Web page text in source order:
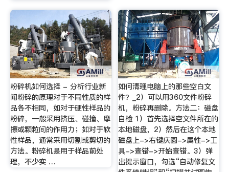
粉碎机如何选择 - 分析行业新
闻粉碎的原理对于不同性质的样
品各不相同，如对于硬性样品的
粉碎，一般采用挤压、碰撞、摩
擦或颗粒间的作用力；如对于软
性样品，通常采用切割或剪切的
方法。粉碎机是用于样品前处
理，不少实 …
如何清理电脑上的那些空白文
件？_2）可以用360文件粉碎
机，粉碎再删除。方法二：磁盘
自检 1）首先选择空文件所在的
本地磁盘，2）然后在这个本地
磁盘上->右键庆圆->属性->工
具->查错->开始查错。3）弹
出提示窗口，勾选“自动修复文